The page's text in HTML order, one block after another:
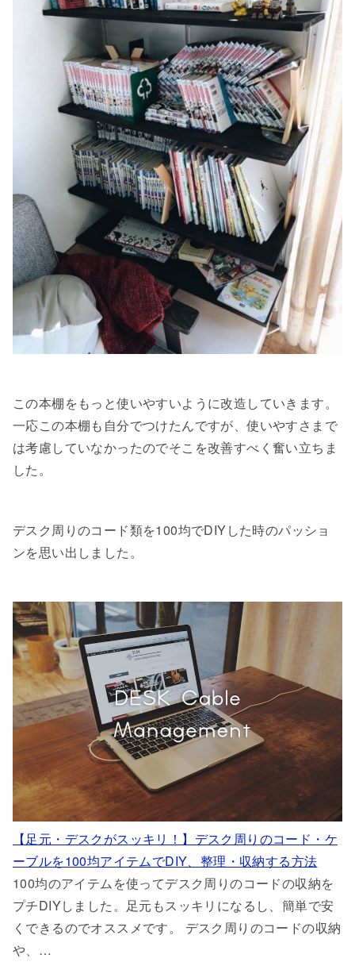
この本棚をもっと使いやすいように改造していきます。
一応この本棚も自分でつけたんですが、使いやすさまで
は考慮していなかったのでそこを改善すべく奮い立ちま
した。
デスク周りのコード類を100均でDIYした時のパッショ
ンを思い出しました。
【足元・デスクがスッキリ！】デスク周りのコード・ケ
ーブルを100均アイテムでDIY、整理・収納する方法
100均のアイテムを使ってデスク周りのコードの収納を
プチDIYしました。足元もスッキリになるし、簡単で安
くできるのでオススメです。 デスク周りのコードの収納
や、…